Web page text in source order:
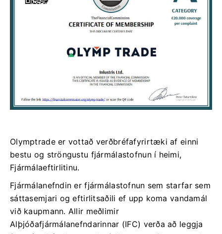
Olymptrade er vottað verðbréfafyrirtæki af einni
bestu og ströngustu fjármálastofnun í heimi,
Fjármálaeftirlitinu.
Fjármálanefndin er fjármálastofnun sem starfar sem
sáttasemjari og eftirlitsaðili ef upp koma vandamál
við kaupmann. Allir meðlimir
Alþjóðafjármálanefndarinnar (IFC) verða að leggja